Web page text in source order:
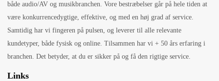
både audio/AV og musikbranchen. Vore bestræbelser går på hele tiden at
være konkurrencedygtige, effektive, og med en høj grad af service.
Samtidig har vi fingeren på pulsen, og leverer til alle relevante
kundetyper, både fysisk og online. Tilsammen har vi + 50 års erfaring i
branchen. Det betyder, at du er sikker på og få den rigtige service.
Links